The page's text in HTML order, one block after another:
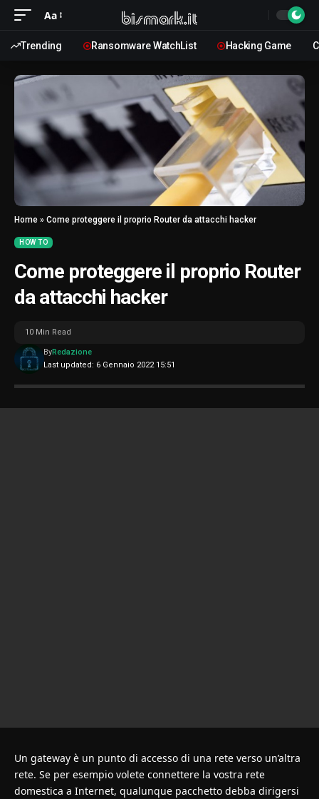
Aa
Trending Ransomware WatchList Hacking Game
Home » Come proteggere il proprio Router da attacchi hacker
HOW TO
Come proteggere il proprio Router
da attacchi hacker
Last updated: 6 Gennaio 2022 15:51
ByRedazione
10 Min Read
Un gateway è un punto di accesso di una rete verso un’altra
rete. Se per esempio volete connettere la vostra rete
domestica a Internet, qualunque pacchetto debba dirigersi